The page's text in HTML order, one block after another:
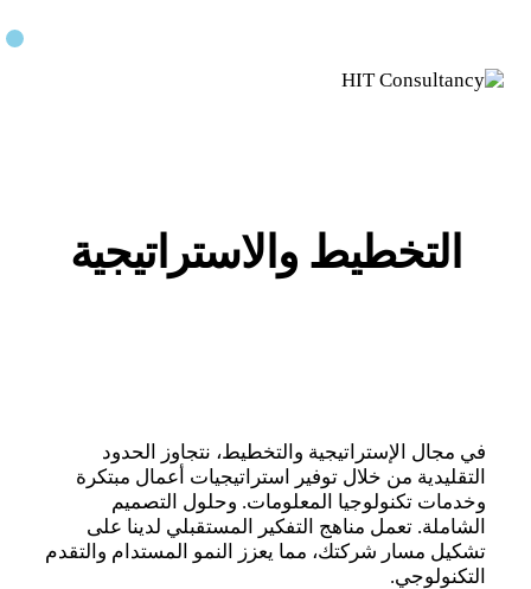
التخطيط والاستراتيجية
في مجال الإستراتيجية والتخطيط، نتجاوز الحدود
التقليدية من خلال توفير استراتيجيات أعمال مبتكرة
وخدمات تكنولوجيا المعلومات. وحلول التصميم
الشاملة. تعمل مناهج التفكير المستقبلي لدينا على
تشكيل مسار شركتك، مما يعزز النمو المستدام والتقدم
التكنولوجي.